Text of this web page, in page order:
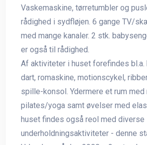
Vaskemaskine, tørretumbler og
rådighed i sydfløjen. 6 gange TV/
med mange kanaler. 2 stk.
er også til rådighed.
Af aktiviteter i huset forefindes
dart, romaskine, motionscykel,
spille-konsol. Ydermere et rum
pilates/yoga samt øvelser med
huset findes også reol med diverse
underholdningsaktiviteter - denne